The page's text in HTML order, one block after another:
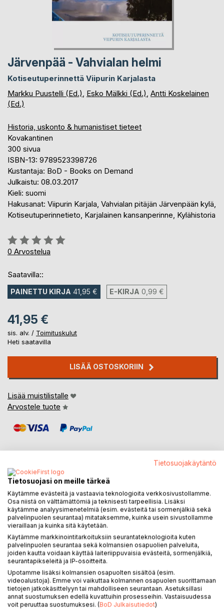
Järvenpää - Vahvialan helmi
Kotiseutuperinnettä Viipurin Karjalasta
Markku Puustelli (Ed.), Esko Mälkki (Ed.), Antti Koskelainen
(Ed.)
Historia, uskonto & humanistiset tieteet
Kovakantinen
300 sivua
ISBN-13: 9789523398726
Kustantaja: BoD - Books on Demand
Julkaistu: 08.03.2017
Kieli: suomi
Hakusanat: Viipurin Karjala, Vahvialan pitäjän Järvenpään kylä,
Kotiseutuperinnetieto, Karjalainen kansanperinne, Kylähistoria
Arvostelu::
0%
0 Arvostelua
Saatavilla::
PAINETTU KIRJA 41,95 € E-KIRJA 0,99 €
41,95 €
sis. alv. / Toimituskulut
Heti saatavilla
LISÄÄ OSTOSKORIIN
Lisää muistilistalle
Arvostele tuote
KUVAUS
Kirja kertoo luovutetun Karjalan Vahvialan pitäjän
Järvenpään kylän kehityksestä 1500-luvun
lopulta toisen maailmansodan aikoihin. Järvenpää-kirjassa
on kuvattu mm. seudun luontosuhteita,
kyläläisten elämää, työtapoja, markkinareissuja ja
harrastuksia. Kirja sisältää Antti Koskelaisen (s.
1906) laajoihin muistiinpanoihin perustuvia tarkkoja ja
värikkäitä kuvauksia perinteisestä karjalaisesta
elämänmenosta. Kirjaa voi hyvällä syyllä pitää karjalaisen
perinnetiedon lähdeteoksena.
Tietosuojakäytäntö
Tietosuojasi on meille tärkeä
Käytämme evästeitä ja vastaavia teknologioita verkkosivustollamme.
Osa niistä on välttämättömiä ja teknisesti tarpeellisia. Lisäksi
käytämme analyysimenetelmiä (esim. evästeitä tai sormenjälkiä sekä
palvelinpuolen seurantaa) mitataksemme, kuinka usein sivustollamme
vieraillaan ja kuinka sitä käytetään.
Käytämme markkinointitarkoituksiin seurantateknologioita kuten
palvelinpuolen seurantaa sekä kolmansien osapuolien palveluita,
joiden kautta voidaan käyttää laiteriippuvaisia evästeitä, sormenjälkiä,
seurantapikseleitä ja IP-osoitteita.
Upotamme lisäksi kolmansien osapuolten sisältöä (esim.
videoalustoja). Emme voi vaikuttaa kolmannen osapuolen suorittamaan
tietojen jatkokäsittelyyn tai mahdolliseen seurantaan. Asetuksillasi
annat suostumuksen edellä kuvattuihin prosesseihin. Vastaisuudessa
voit peruuttaa suostumuksesi. (BoD Julkaisutiedot)